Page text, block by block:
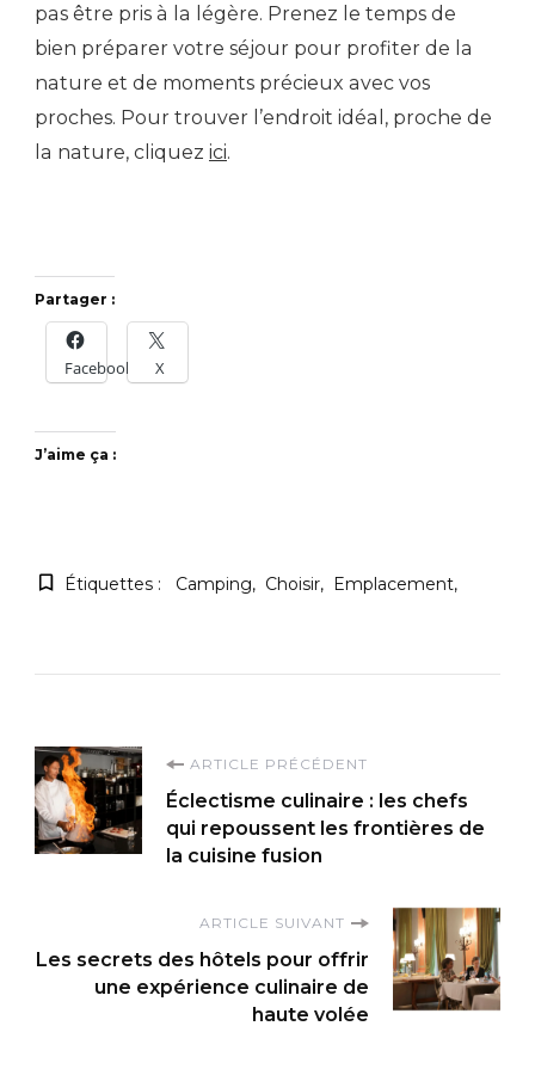
pas être pris à la légère. Prenez le temps de
bien préparer votre séjour pour profiter de la
nature et de moments précieux avec vos
proches. Pour trouver l’endroit idéal, proche de
la nature, cliquez ici.
Partager :
Facebook X
J’aime ça :
Étiquettes : Camping Choisir Emplacement
Navigation
d'article
ARTICLE PRÉCÉDENT
Éclectisme culinaire : les chefs
qui repoussent les frontières de
la cuisine fusion
ARTICLE SUIVANT
Les secrets des hôtels pour offrir
une expérience culinaire de
haute volée